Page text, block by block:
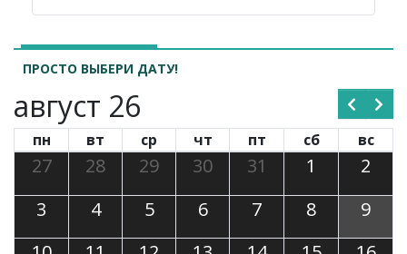
ПРОСТО ВЫБЕРИ ДАТУ!
август 26
пн вт ср чт пт сб вс
27 28 29 30 31 1
2
3
4 5 6 7 8
9